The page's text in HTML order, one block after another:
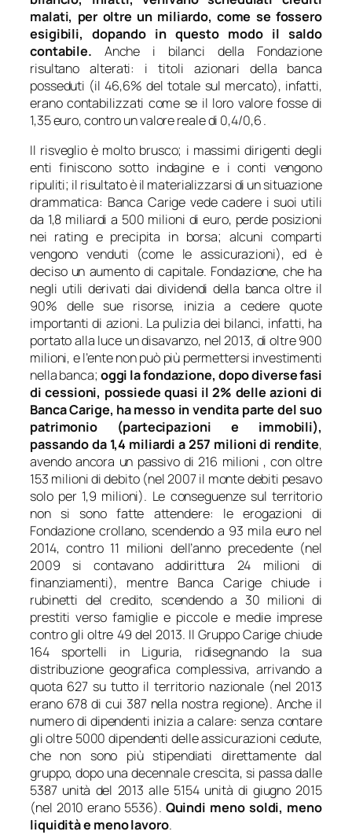
malati, per oltre un miliardo, come se fossero
esigibili, dopando in questo modo il saldo
contabile. Anche i bilanci della Fondazione
risultano alterati: i titoli azionari della banca
posseduti (il 46,6% del totale sul mercato), infatti,
erano contabilizzati come se il loro valore fosse di
1,35 euro, contro un valore reale di 0,4/0,6 .
Il risveglio è molto brusco; i massimi dirigenti degli
enti finiscono sotto indagine e i conti vengono
ripuliti; il risultato è il materializzarsi di un situazione
drammatica: Banca Carige vede cadere i suoi utili
da 1,8 miliardi a 500 milioni di euro, perde posizioni
nei rating e precipita in borsa; alcuni comparti
vengono venduti (come le assicurazioni), ed è
deciso un aumento di capitale. Fondazione, che ha
negli utili derivati dai dividendi della banca oltre il
90% delle sue risorse, inizia a cedere quote
importanti di azioni. La pulizia dei bilanci, infatti, ha
portato alla luce un disavanzo, nel 2013, di oltre 900
milioni, e l’ente non può più permettersi investimenti
nella banca; oggi la fondazione, dopo diverse fasi
di cessioni, possiede quasi il 2% delle azioni di
Banca Carige, ha messo in vendita parte del suo
patrimonio (partecipazioni e immobili),
passando da 1,4 miliardi a 257 milioni di rendite,
avendo ancora un passivo di 216 milioni , con oltre
153 milioni di debito (nel 2007 il monte debiti pesavo
solo per 1,9 milioni). Le conseguenze sul territorio
non si sono fatte attendere: le erogazioni di
Fondazione crollano, scendendo a 93 mila euro nel
2014, contro 11 milioni dell’anno precedente (nel
2009 si contavano addirittura 24 milioni di
finanziamenti), mentre Banca Carige chiude i
rubinetti del credito, scendendo a 30 milioni di
prestiti verso famiglie e piccole e medie imprese
contro gli oltre 49 del 2013. Il Gruppo Carige chiude
164 sportelli in Liguria, ridisegnando la sua
distribuzione geografica complessiva, arrivando a
quota 627 su tutto il territorio nazionale (nel 2013
erano 678 di cui 387 nella nostra regione). Anche il
numero di dipendenti inizia a calare: senza contare
gli oltre 5000 dipendenti delle assicurazioni cedute,
che non sono più stipendiati direttamente dal
gruppo, dopo una decennale crescita, si passa dalle
5387 unità del 2013 alle 5154 unità di giugno 2015
(nel 2010 erano 5536). Quindi meno soldi, meno
liquidità e meno lavoro.